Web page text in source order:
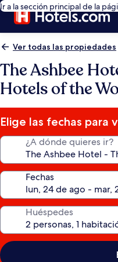
Ir a la sección principal de la
Ver todas las propiedades
The Ashbee
Hotels of the
Elige las fechas para
¿A dónde quieres ir?
Fechas
Huéspedes